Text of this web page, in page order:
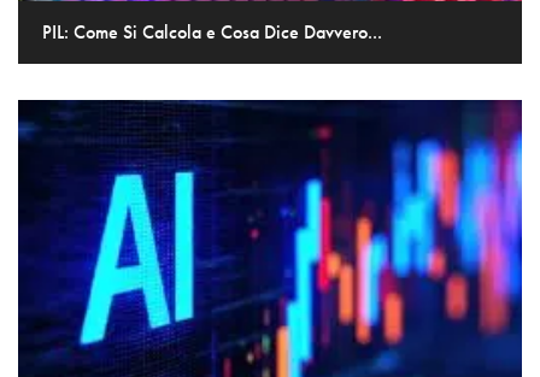
PIL: Come Si Calcola e Cosa Dice Davvero...